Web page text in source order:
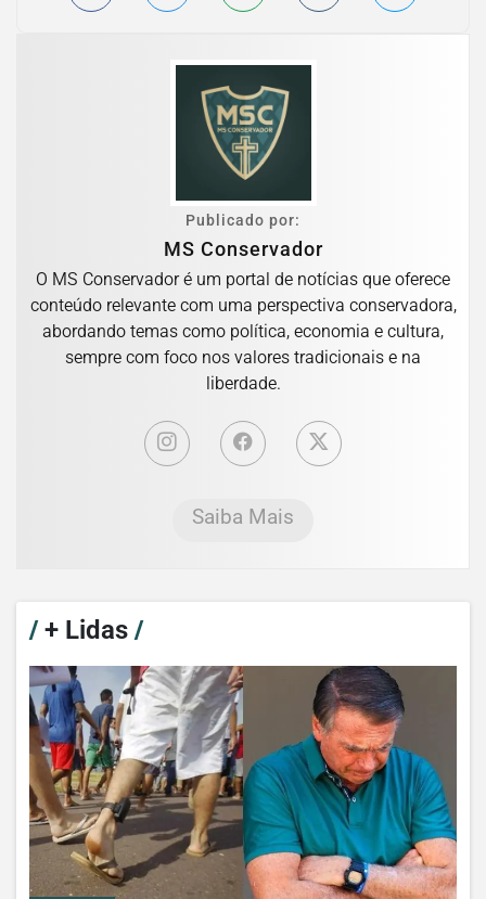
Publicado por:
MS Conservador
O MS Conservador é um portal de notícias que oferece
conteúdo relevante com uma perspectiva conservadora,
abordando temas como política, economia e cultura,
sempre com foco nos valores tradicionais e na
liberdade.
Saiba Mais
/+ Lidas /